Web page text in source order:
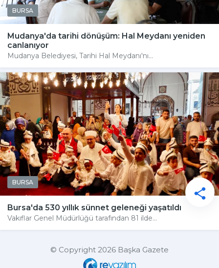
BURSA
Mudanya'da tarihi dönüşüm: Hal Meydanı yeniden
canlanıyor
Mudanya Belediyesi, Tarihi Hal Meydanı'nı...
BURSA
Bursa'da 530 yıllık sünnet geleneği yaşatıldı
Vakıflar Genel Müdürlüğü tarafından 81 ilde...
© Copyright 2026 Başka Gazete